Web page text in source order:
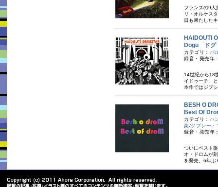
フランスの9人
リ・オルケス
日も果たした
HAIDOUTI
Dogu ドグ
カテゴリ： バ
録音・発売年
14世紀から18
イドゥーチ」
本作ではジプ
BESH O
Best Of
カテゴリ： ハ
楽/ジプシー・
録音・発売年
ついにベスト
オ・ドロムが
を発売。6年